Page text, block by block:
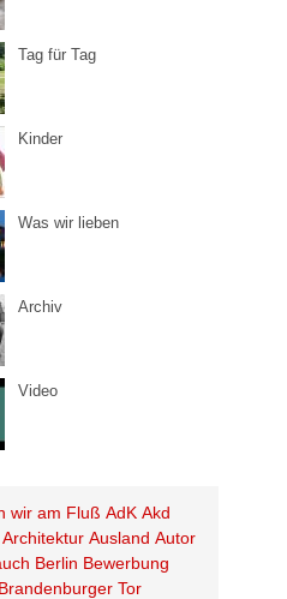
Tag für Tag
Kinder
Was wir lieben
Archiv
Video
wir am Fluß AdK Akd
Architektur Ausland Autor
Berlin Bewerbung
Brandenburger Tor